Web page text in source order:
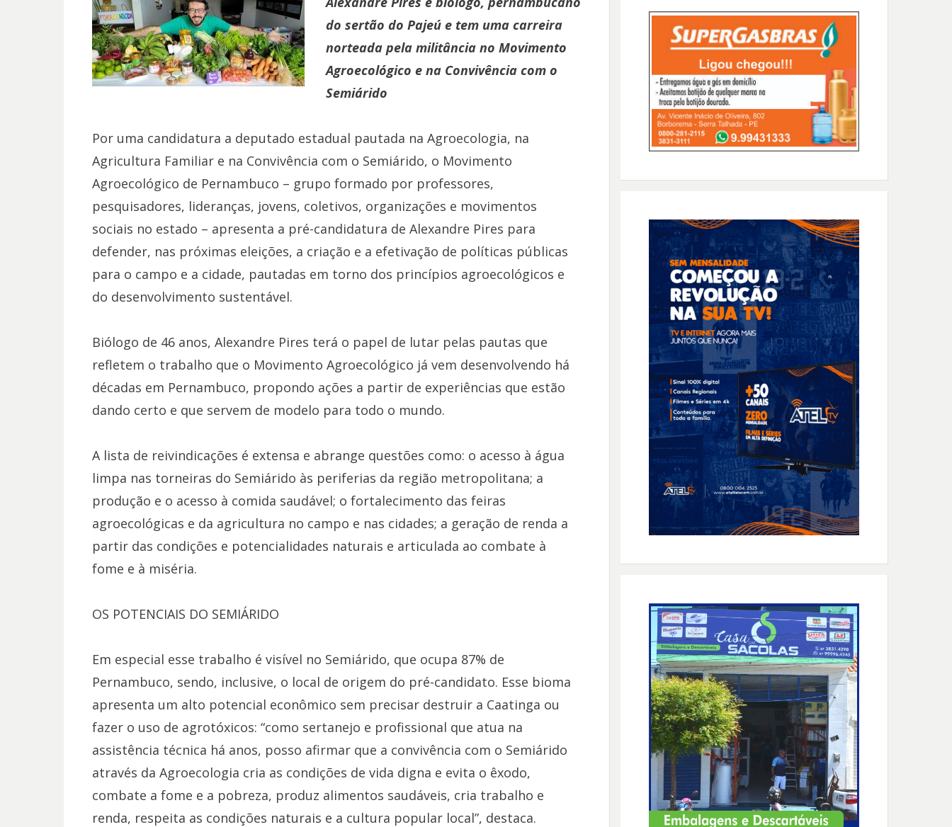
do sertão do Pajeú e tem uma carreira
norteada pela militância no Movimento
Agroecológico e na Convivência com o
Semiárido
Por uma candidatura a deputado estadual pautada na Agroecologia, na
Agricultura Familiar e na Convivência com o Semiárido, o Movimento
Agroecológico de Pernambuco – grupo formado por professores,
pesquisadores, lideranças, jovens, coletivos, organizações e movimentos
sociais no estado – apresenta a pré-candidatura de Alexandre Pires para
defender, nas próximas eleições, a criação e a efetivação de políticas públicas
para o campo e a cidade, pautadas em torno dos princípios agroecológicos e
do desenvolvimento sustentável.
Biólogo de 46 anos, Alexandre Pires terá o papel de lutar pelas pautas que
refletem o trabalho que o Movimento Agroecológico já vem desenvolvendo há
décadas em Pernambuco, propondo ações a partir de experiências que estão
dando certo e que servem de modelo para todo o mundo.
A lista de reivindicações é extensa e abrange questões como: o acesso à água
limpa nas torneiras do Semiárido às periferias da região metropolitana; a
produção e o acesso à comida saudável; o fortalecimento das feiras
agroecológicas e da agricultura no campo e nas cidades; a geração de renda a
partir das condições e potencialidades naturais e articulada ao combate à
fome e à miséria.
OS POTENCIAIS DO SEMIÁRIDO
Em especial esse trabalho é visível no Semiárido, que ocupa 87% de
Pernambuco, sendo, inclusive, o local de origem do pré-candidato. Esse bioma
apresenta um alto potencial econômico sem precisar destruir a Caatinga ou
fazer o uso de agrotóxicos: “como sertanejo e profissional que atua na
assistência técnica há anos, posso afirmar que a convivência com o Semiárido
através da Agroecologia cria as condições de vida digna e evita o êxodo,
combate a fome e a pobreza, produz alimentos saudáveis, cria trabalho e
renda, respeita as condições naturais e a cultura popular local”, destaca.